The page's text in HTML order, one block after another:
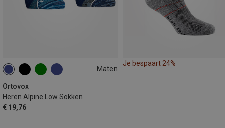
Maten
Ortovox
Heren Alpine Low Sokken
€ 19,76
39|40|41 42|43|44 45|46|47
Je bespaart 24%